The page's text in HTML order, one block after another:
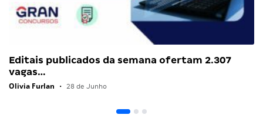
Editais publicados da semana ofertam 2.307
vagas…
Olivia Furlan • 28 de Junho